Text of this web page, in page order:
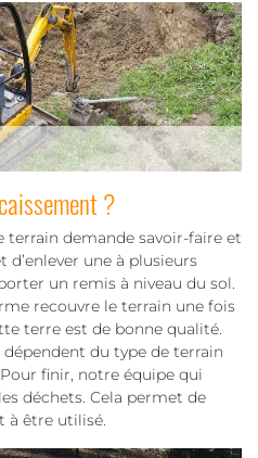
?
terrain demande savoir-faire et
d’enlever une à plusieurs
un remis à niveau du sol.
recouvre le terrain une fois
terre est de bonne qualité.
du type de terrain
finir, notre équipe qui
déchets. Cela permet de
à être utilisé.